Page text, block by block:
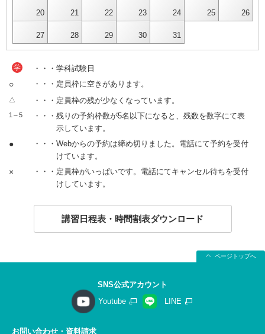
20 21 22 23 24 25 26
27 28 29 30 31
学 ・・・学科試験日
○ ・・・定員枠に空きがあります。
△ ・・・定員枠の残が少なくなっています。
1～5
・・・残りの予約枠数が5名以下になると、残数を数字にて表
示しています。
●
・・・Webからの予約は締め切りました。電話にて予約を受付
けています。
×
・・・定員枠がいっぱいです。電話にてキャンセル待ちを受付
けしています。
講習日程表・時間割表ダウンロード
ページトップへ
SNS公式アカウント
Youtube
LINE
お問い合わせ・資料請求